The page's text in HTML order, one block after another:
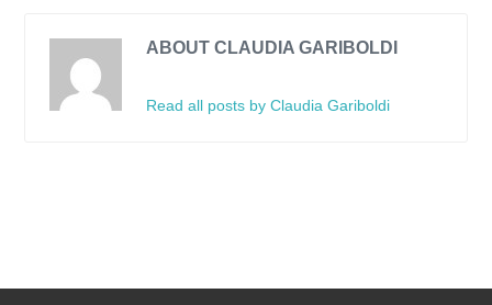
ABOUT CLAUDIA GARIBOLDI
Read all posts by Claudia Gariboldi